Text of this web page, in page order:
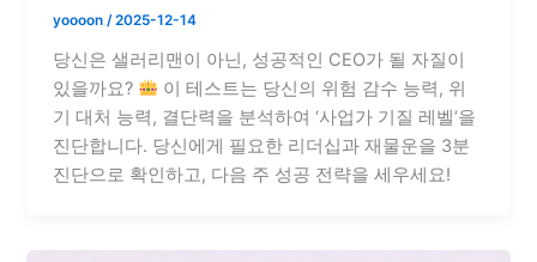
yoooon/2025-12-14
당신은 샐러리맨이 아닌, 성공적인 CEO가 될 자질이
있을까요?
이 테스트는 당신의 위험 감수 능력, 위
기 대처 능력, 결단력을 분석하여 ‘사업가 기질 레벨’을
진단합니다. 당신에게 필요한 리더십과 재물운을 3분
진단으로 확인하고, 다음 주 성공 전략을 세우세요!